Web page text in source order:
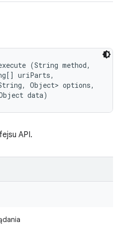
(String method,
uriParts,
Object> options,
data)
API.